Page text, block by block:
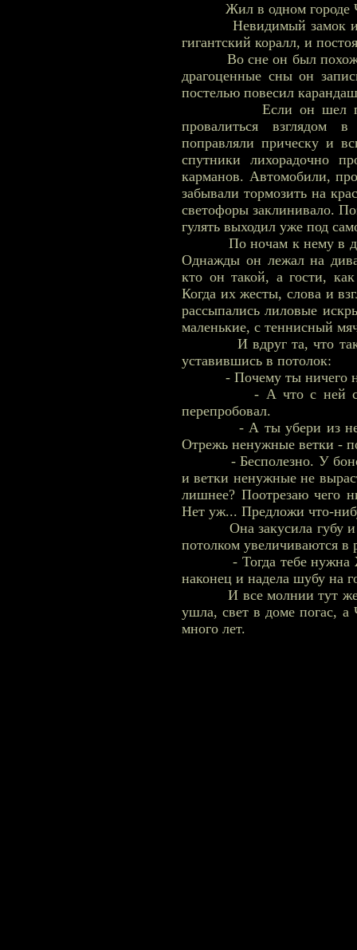
Жил в одном городе
Невидимый замок из
гигантский коралл, и
Во сне он был похож
драгоценные сны он
постелью повесил
Если он шел по
провалиться
поправляли прическу и
спутники лихорадочно
карманов. Автомобили,
забывали тормозить на
светофоры заклинивало.
гулять выходил уже под
По ночам к нему в дом
Однажды он лежал на
кто он такой, а гости,
Когда их жесты, слова и
рассыпались лиловые
маленькие, с теннисный
И вдруг та, что так и
уставившись в потолок:
- Почему ты ничего не
- А что с ней
перепробовал.
- А ты убери из неë
Отрежь ненужные ветки -
- Бесполезно. У бонсая
и ветки ненужные не
лишнее? Поотрезаю чего
Нет уж... Предложи что-
Она закусила губу и
потолком увеличиваются в
- Тогда тебе нужна
наконец и надела шубу на
И все молнии тут же
ушла, свет в доме погас, а
много лет.